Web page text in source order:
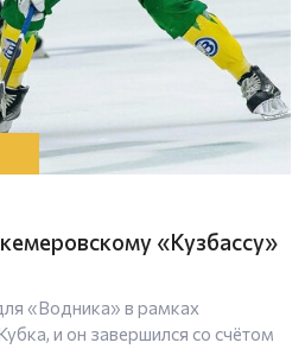
«Кузбассу»
«Водника» в рамках
и он завершился со счётом